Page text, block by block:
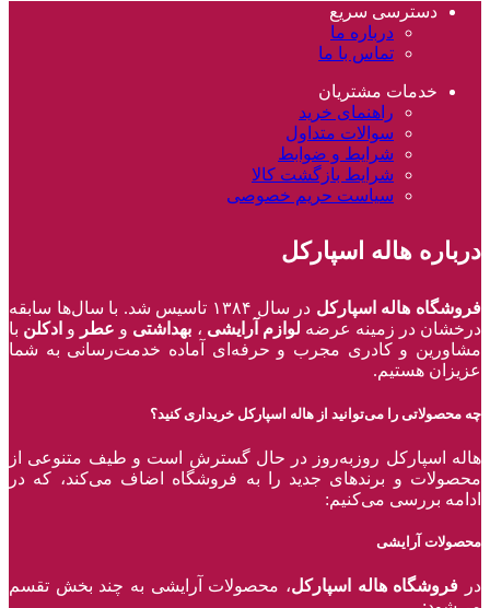
دسترسی سریع
درباره ما
تماس با ما
خدمات مشتریان
راهنمای خرید
سوالات متداول
شرایط و ضوابط
شرایط بازگشت کالا
سیاست حریم خصوصی
درباره هاله اسپارکل
فروشگاه هاله اسپارکل
در سال ۱۳۸۴ تاسیس شد. با سال‌ها سابقه
درخشان در زمینه عرضه لوازم آرایشی ، بهداشتی و عطر و ادکلن با
مشاورین و کادری مجرب و حرفه‌ای آماده خدمت‌رسانی به شما
عزیزان هستیم.
چه محصولاتی را می‌توانید از هاله اسپارکل خریداری کنید؟
هاله اسپارکل روزبه‌روز در حال گسترش است و طیف متنوعی از
محصولات و برند‌های جدید را به فروشگاه اضاف می‌کند، که در
ادامه بررسی می‌کنیم:
محصولات آرایشی
در فروشگاه هاله اسپارکل، محصولات آرایشی به چند بخش تقسم